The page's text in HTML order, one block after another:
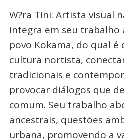
W?ra Tini: Artista visual
integra em seu trabalho
povo Kokama, do qual é
cultura nortista,
tradicionais e
provocar diálogos que
comum. Seu trabalho
ancestrais, questões
urbana, promovendo a